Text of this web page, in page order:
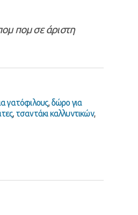
πομ σε άριστη
γατόφιλους,δώρο για
, τσαντάκι καλλυντικών,